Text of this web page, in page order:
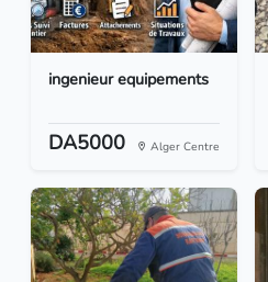
ingenieur equipements
DA5000 Alger Centre